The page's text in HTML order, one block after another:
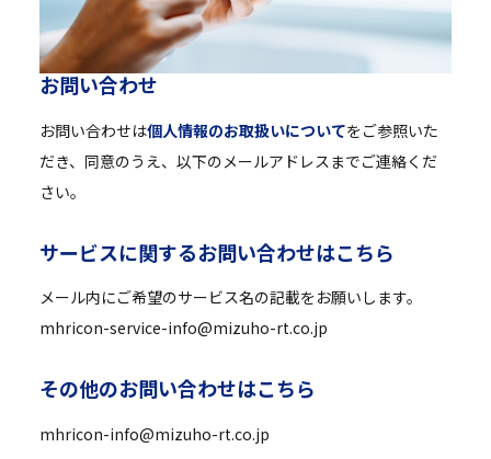
お問い合わせ
お問い合わせは個人情報のお取扱いについてをご参照いた
だき、同意のうえ、以下のメールアドレスまでご連絡くだ
さい。
サービスに関するお問い合わせはこちら
メール内にご希望のサービス名の記載をお願いします。
mhricon-service-info@mizuho-rt.co.jp
その他のお問い合わせはこちら
mhricon-info@mizuho-rt.co.jp